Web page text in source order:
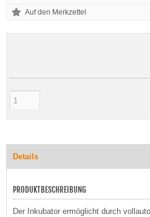
Details
PRODUKTBESCHREIBUNG
Der Inkubator ermöglicht durch